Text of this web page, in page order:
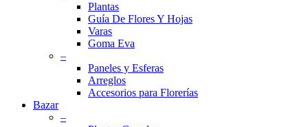
Plantas
Guía De Flores Y Hojas
Varas
Goma Eva
–
Paneles y Esferas
Arreglos
Accesorios para Florerías
Bazar
–